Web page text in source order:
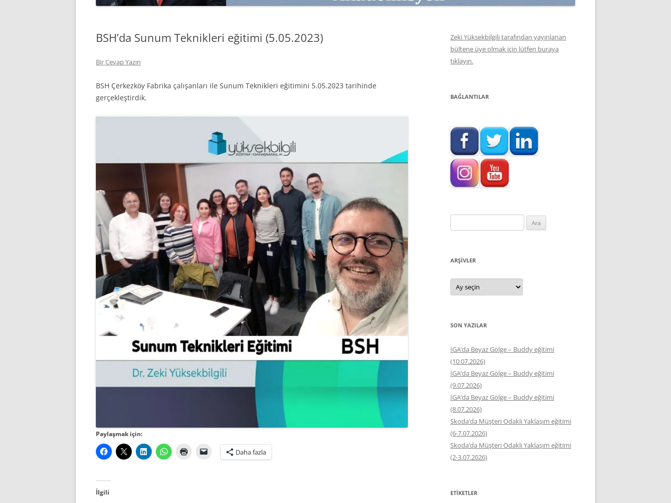
HIZLI MODA TÜKETICILERININ
PAZARLAMA TEMELLERI
PAZARLAMA CANAVARI
SATMAK
BSH’da Sunum Teknikleri eğitimi (5.05.2023)
Bir Cevap Yazın
BSH Çerkezköy Fabrika çalışanları ile Sunum Teknikleri eğitimini 5.05.2023 tarihinde
gerçekleştirdik.
Paylaşmak için:
Daha fazla
İlgili
Zeki Yüksekbilgili tarafından yayınlanan
bültene üye olmak için lütfen buraya
tıklayın.
BAĞLANTILAR
ARŞIVLER
Arşivler
SON YAZILAR
İGA’da Beyaz Gölge – Buddy eğitimi
(10.07.2026)
İGA’da Beyaz Gölge – Buddy eğitimi
(9.07.2026)
İGA’da Beyaz Gölge – Buddy eğitimi
(8.07.2026)
Skoda’da Müşteri Odaklı Yaklaşım eğitimi
(6-7.07.2026)
Skoda’da Müşteri Odaklı Yaklaşım eğitimi
(2-3.07.2026)
ETIKETLER